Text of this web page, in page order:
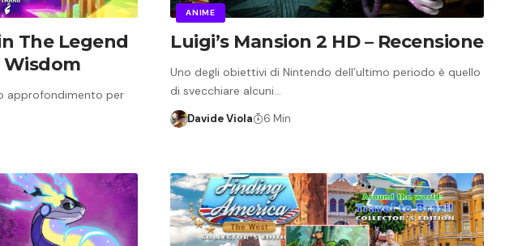
The Legend
Wisdom
approfondimento per
ANIME
Luigi’s Mansion 2 HD – Recensione
Uno degli obiettivi di Nintendo dell’ultimo periodo è quello
di svecchiare alcuni…
Davide Viola 6 Min